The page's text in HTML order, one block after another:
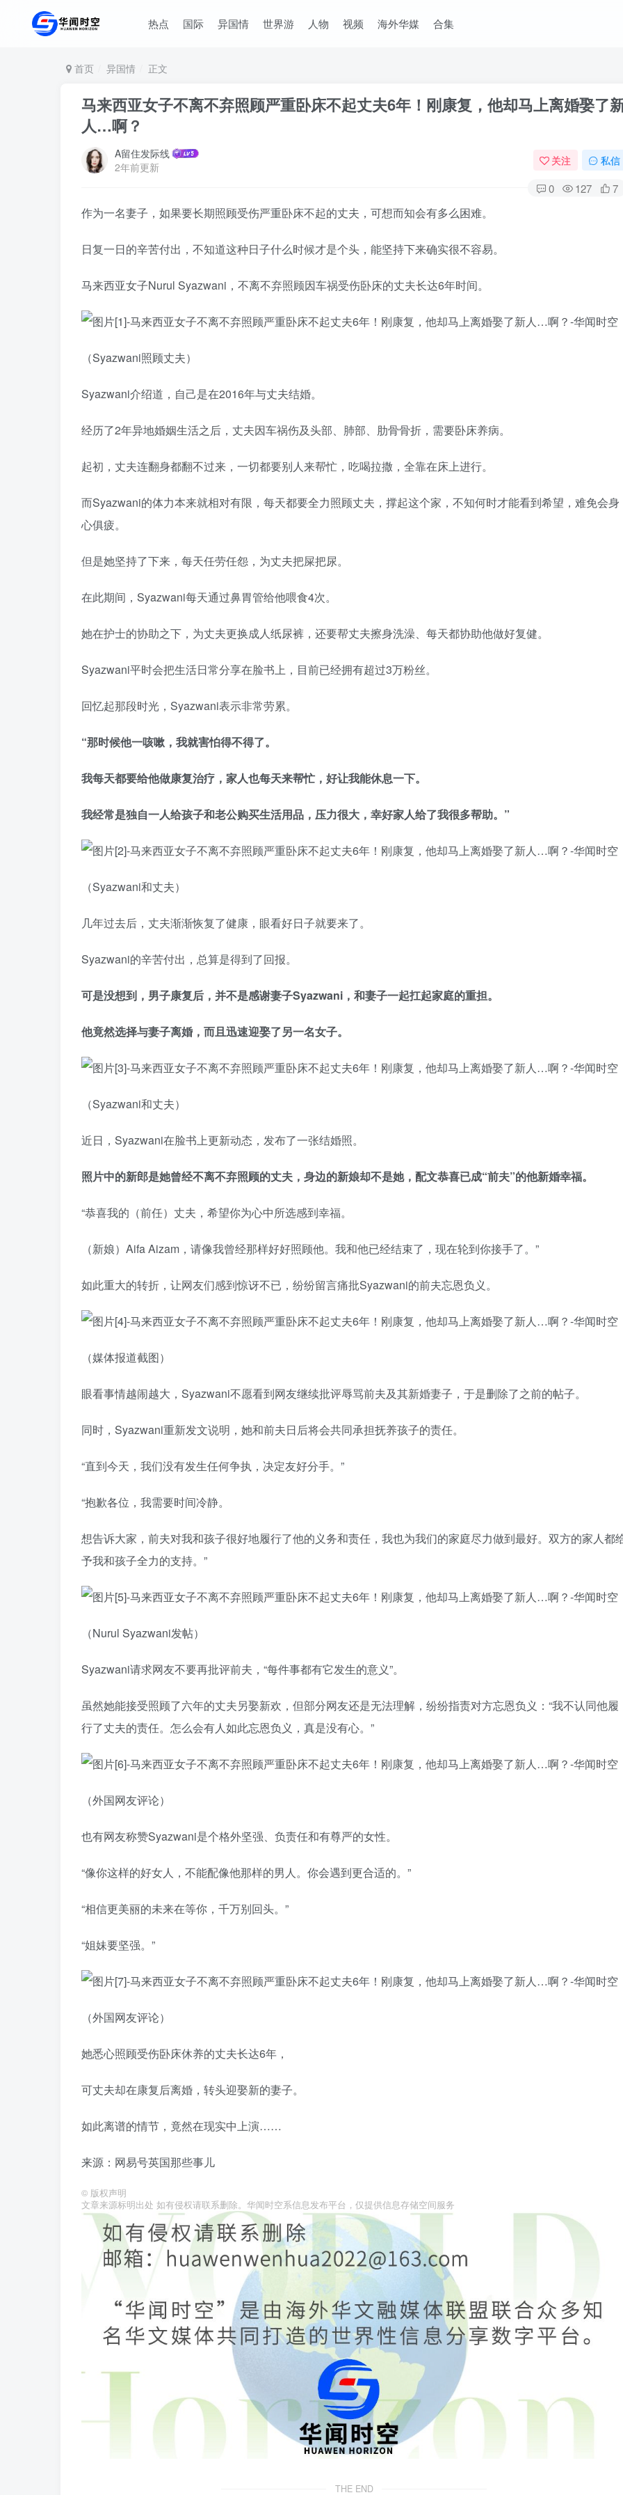
热点 国际 异国情 世界游 人物 视频 海外华媒 合集
首页 异国情 正文
马来西亚女子不离不弃照顾严重卧床不起丈夫6年！刚康复，他却马上离婚娶了
人…啊？
A留住发际线
2年前更新
关注 私信
0 127 7
作为一名妻子，如果要长期照顾受伤严重卧床不起的丈夫，可想而知会有多么困难。
日复一日的辛苦付出，不知道这种日子什么时候才是个头，能坚持下来确实很不容易。
马来西亚女子Nurul Syazwani，不离不弃照顾因车祸受伤卧床的丈夫长达6年时间。
（Syazwani照顾丈夫）
Syazwani介绍道，自己是在2016年与丈夫结婚。
经历了2年异地婚姻生活之后，丈夫因车祸伤及头部、肺部、肋骨骨折，需要卧床养病。
起初，丈夫连翻身都翻不过来，一切都要别人来帮忙，吃喝拉撒，全靠在床上进行。
而Syazwani的体力本来就相对有限，每天都要全力照顾丈夫，撑起这个家，不知何时才能看到希望，难免会身
心俱疲。
但是她坚持了下来，每天任劳任怨，为丈夫把屎把尿。
在此期间，Syazwani每天通过鼻胃管给他喂食4次。
她在护士的协助之下，为丈夫更换成人纸尿裤，还要帮丈夫擦身洗澡、每天都协助他做好复健。
Syazwani平时会把生活日常分享在脸书上，目前已经拥有超过3万粉丝。
回忆起那段时光，Syazwani表示非常劳累。
“那时候他一咳嗽，我就害怕得不得了。
我每天都要给他做康复治疗，家人也每天来帮忙，好让我能休息一下。
我经常是独自一人给孩子和老公购买生活用品，压力很大，幸好家人给了我很多帮助。”
（Syazwani和丈夫）
几年过去后，丈夫渐渐恢复了健康，眼看好日子就要来了。
Syazwani的辛苦付出，总算是得到了回报。
可是没想到，男子康复后，并不是感谢妻子Syazwani，和妻子一起扛起家庭的重担。
他竟然选择与妻子离婚，而且迅速迎娶了另一名女子。
（Syazwani和丈夫）
近日，Syazwani在脸书上更新动态，发布了一张结婚照。
照片中的新郎是她曾经不离不弃照顾的丈夫，身边的新娘却不是她，配文恭喜已成“前夫”的他新婚幸福。
“恭喜我的（前任）丈夫，希望你为心中所选感到幸福。
（新娘）Aifa Aizam，请像我曾经那样好好照顾他。我和他已经结束了，现在轮到你接手了。”
如此重大的转折，让网友们感到惊讶不已，纷纷留言痛批Syazwani的前夫忘恩负义。
（媒体报道截图）
眼看事情越闹越大，Syazwani不愿看到网友继续批评辱骂前夫及其新婚妻子，于是删除了之前的帖子。
同时，Syazwani重新发文说明，她和前夫日后将会共同承担抚养孩子的责任。
“直到今天，我们没有发生任何争执，决定友好分手。”
“抱歉各位，我需要时间冷静。
想告诉大家，前夫对我和孩子很好地履行了他的义务和责任，我也为我们的家庭尽力做到最好。双方的家人都
予我和孩子全力的支持。”
（Nurul Syazwani发帖）
Syazwani请求网友不要再批评前夫，“每件事都有它发生的意义”。
虽然她能接受照顾了六年的丈夫另娶新欢，但部分网友还是无法理解，纷纷指责对方忘恩负义：“我不认同他履
行了丈夫的责任。怎么会有人如此忘恩负义，真是没有心。”
（外国网友评论）
也有网友称赞Syazwani是个格外坚强、负责任和有尊严的女性。
“像你这样的好女人，不能配像他那样的男人。你会遇到更合适的。”
“相信更美丽的未来在等你，千万别回头。”
“姐妹要坚强。”
（外国网友评论）
她悉心照顾受伤卧床休养的丈夫长达6年，
可丈夫却在康复后离婚，转头迎娶新的妻子。
如此离谱的情节，竟然在现实中上演……
来源：网易号英国那些事儿
© 版权声明
文章来源标明出处 如有侵权请联系删除。华闻时空系信息发布平台，仅提供信息存储空间服务
THE END